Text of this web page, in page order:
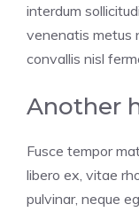
interdum
venenatis metus
convallis nisl
Another
Fusce tempor
libero ex, vitae
pulvinar, neque